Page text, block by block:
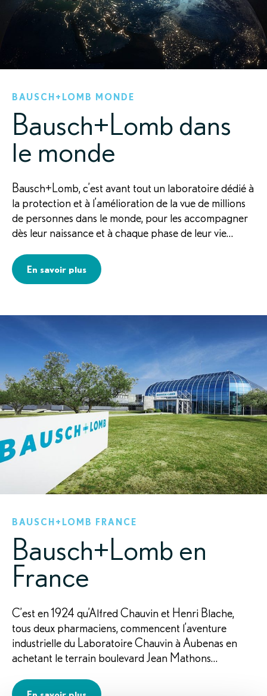
BAUSCH+LOMB MONDE
Bausch+Lomb dans
le monde
Bausch+Lomb, c’est avant tout un laboratoire dédié à
la protection et à l’amélioration de la vue de millions
de personnes dans le monde, pour les accompagner
dès leur naissance et à chaque phase de leur vie…
En savoir plus
BAUSCH+LOMB FRANCE
Bausch+Lomb en
France
C’est en 1924 qu’Alfred Chauvin et Henri Blache,
tous deux pharmaciens, commencent l’aventure
industrielle du Laboratoire Chauvin à Aubenas en
achetant le terrain boulevard Jean Mathons…